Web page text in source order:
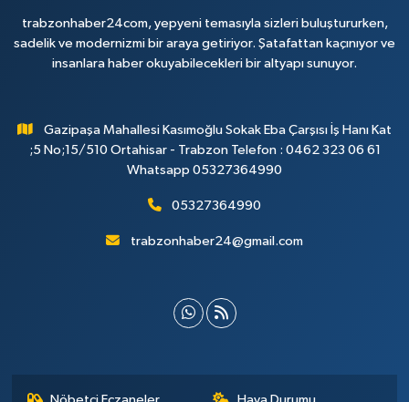
trabzonhaber24com, yepyeni temasıyla sizleri buluştururken,
sadelik ve modernizmi bir araya getiriyor. Şatafattan kaçınıyor ve
insanlara haber okuyabilecekleri bir altyapı sunuyor.
Gazipaşa Mahallesi Kasımoğlu Sokak Eba Çarşısı İş Hanı Kat
;5 No;15/510 Ortahisar - Trabzon Telefon : 0462 323 06 61
Whatsapp 05327364990
05327364990
trabzonhaber24@gmail.com